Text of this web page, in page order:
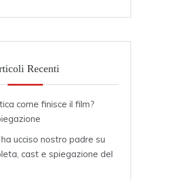
Recenti
come finisce il film?
ucciso nostro padre su
cast e spiegazione del